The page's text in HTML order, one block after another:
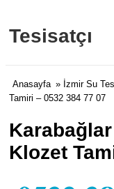
Tesisatçı
Anasayfa » İzmir Su
Tamiri – 0532 384 77 07
Klozet